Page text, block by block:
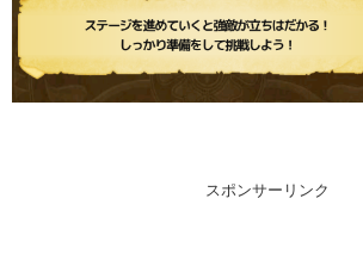
スポンサーリンク